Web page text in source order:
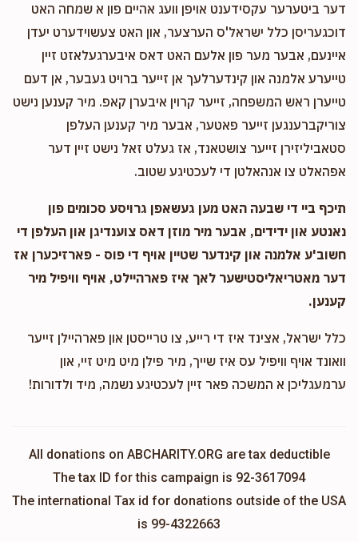
דער ביטערער עקסידענט אויפן וועג אהיים פון א שמחה האט
דוכגעריסן כלל ישראל'ס הערצער, און האט צעשוידערט יעדן
איינעם, אבער מער פון אלעם האט דאס איבערגעלאזט זיין
טייערע אלמנה און קינדערלעך אן זייער ברויט געבער, אן דעם
טייערן ראש המשפחה, זייער קרוין איבערן קאפ. מיר קענען נישט
צוריקברענגען זייער פאטער, אבער מיר קענען העלפן
סטאביליזירן זייער צושטאנד, אז געלט זאל נישט זיין דער
אפהאלט צו אנהאלטן די לעכטיגע שטוב.
תיכף ביי די שבעה האט מען געשאפן גרויסע סכומים פון
נאנטע און ידידים, אבער מיר מוזן דאס צוענדיגן און העלפן די
חשוב'ע אלמנה און קינדער שטיין אויף די פוס - פארזיכערן אז
דער מאטריאליסטישער לאך איז פארהיילט, אויף וויפיל מיר
קענען.
כלל ישראל, אצינד איז די רייע, צו טרייסטן און פארהיילן זייער
וואונד אויף וויפיל עס איז שייך, מיר פילן מיט מיט זיי, און
ערמעגליכן א המשכה פאר זיין לעכטיגע נשמה, מיד ולדורות!
All donations on ABCHARITY.ORG are tax deductible
The tax ID for this campaign is 92-3617094
The international Tax id for donations outside of the USA
is 99-4322663